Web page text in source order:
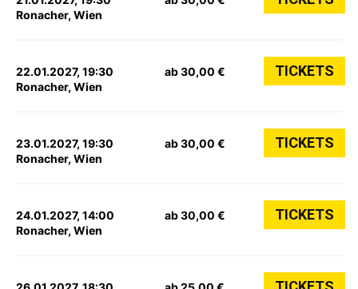
Ronacher, Wien
22.01.2027, 19:30
Ronacher, Wien
ab 30,00 € TICKETS
23.01.2027, 19:30
Ronacher, Wien
ab 30,00 € TICKETS
24.01.2027, 14:00
Ronacher, Wien
ab 30,00 € TICKETS